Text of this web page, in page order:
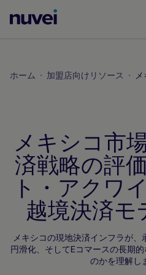
ホ
ム
ホーム 加盟店向けリソース
メキシコ市
済戦略の評
ト・アクワ
越境決済モ
メキシコの現地決済インフラが
円滑化、そしてEコマースの長期
のかを理解し